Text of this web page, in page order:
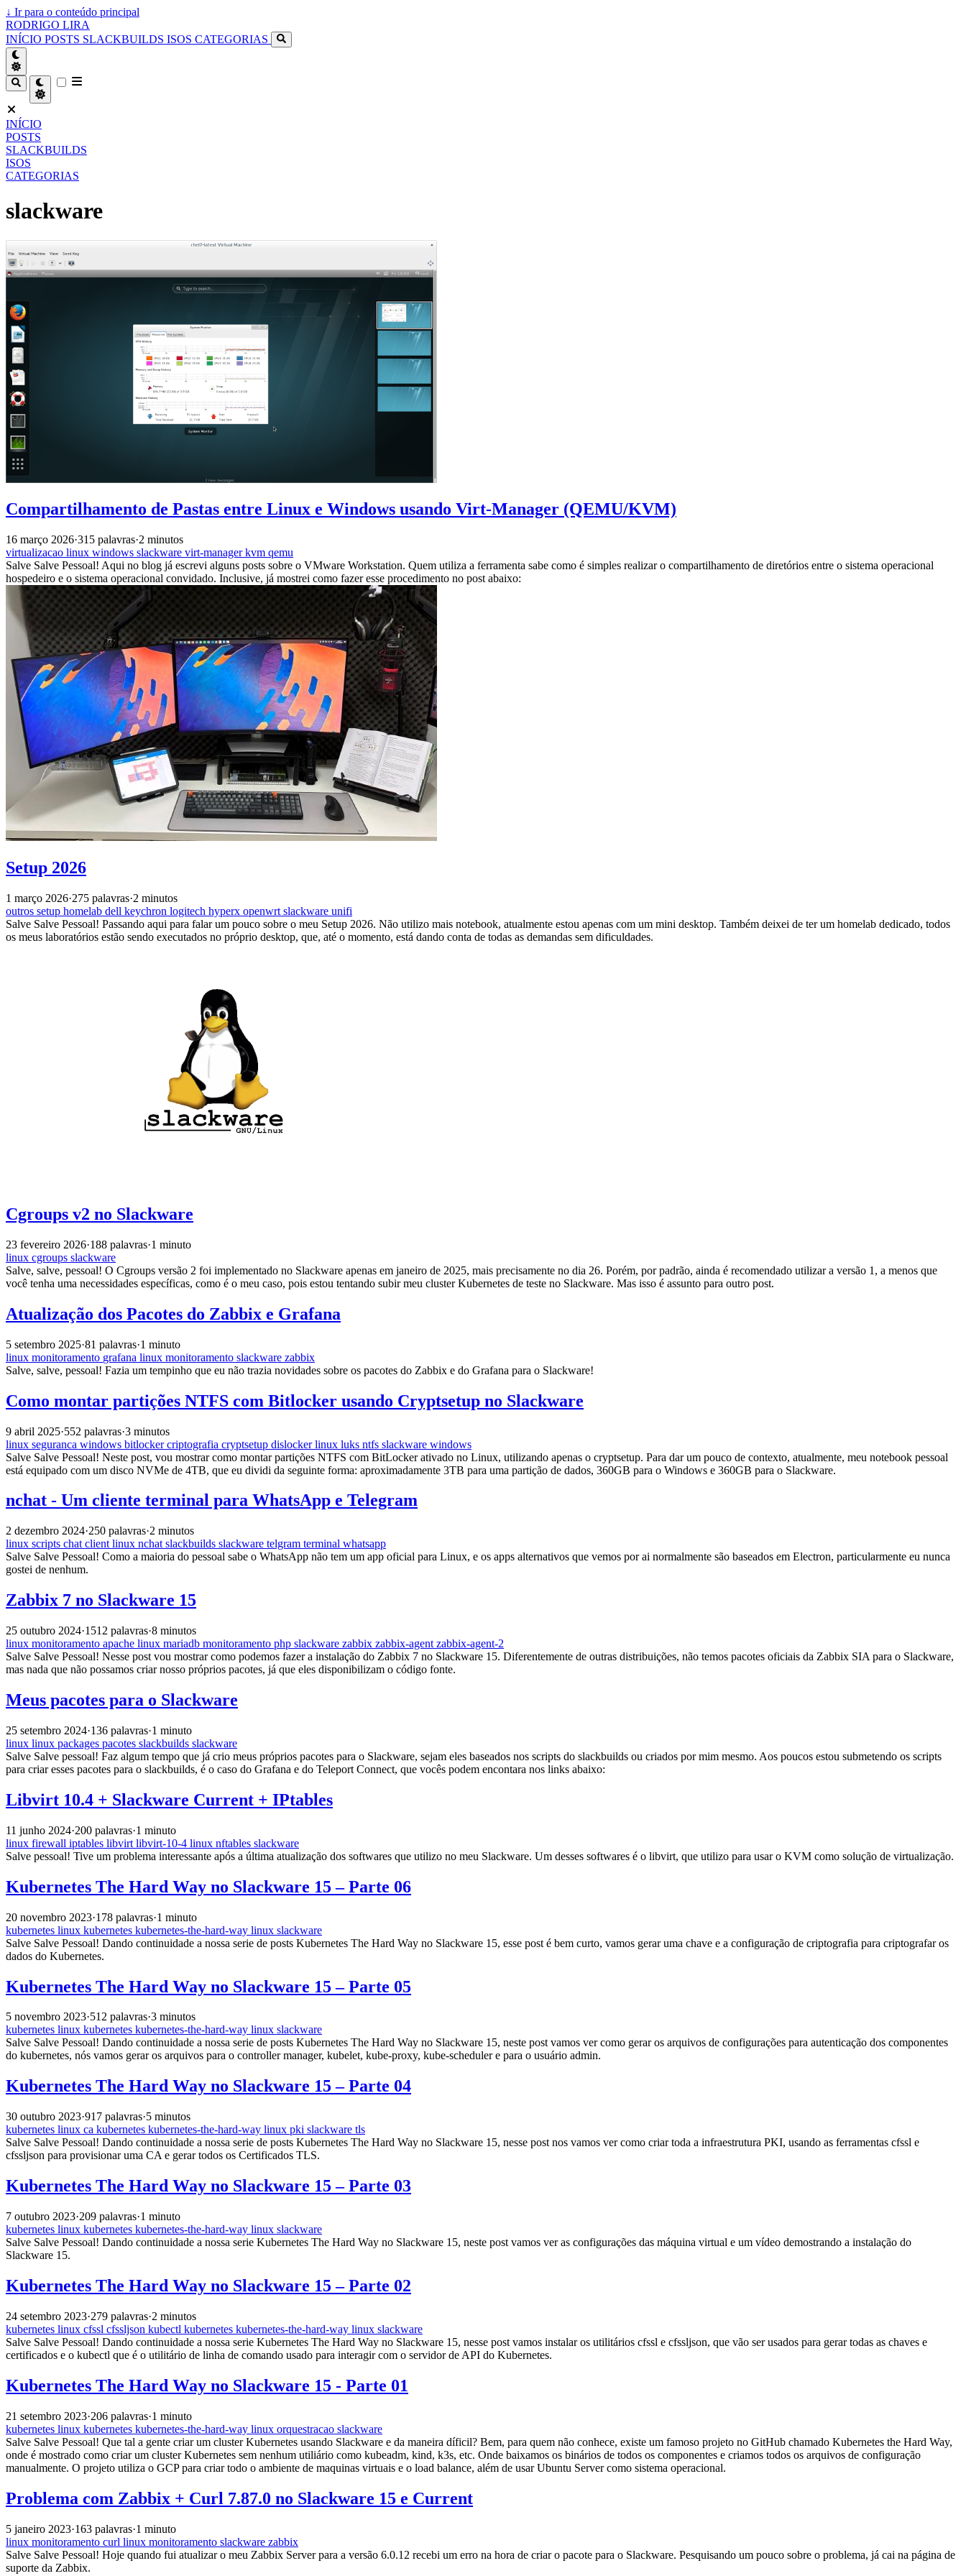
↓ Ir para o conteúdo principal
RODRIGO LIRA
INÍCIO POSTS SLACKBUILDS ISOS CATEGORIAS
INÍCIO
POSTS
SLACKBUILDS
ISOS
CATEGORIAS
slackware
Compartilhamento de Pastas entre Linux e Windows usando Virt-Manager (QEMU/KVM)
16 março 2026·315 palavras·2 minutos
virtualizacao linux windows slackware virt-managerkvm qemu
Salve Salve Pessoal! Aqui no blog já escrevi alguns posts sobre o VMware Workstation. Quem utiliza a ferramenta sabe como é simples realizar o compartilhamento de diretórios entre o sistema operacional
hospedeiro e o sistema operacional convidado. Inclusive, já mostrei como fazer esse procedimento no post abaixo:
Setup 2026
1 março 2026·275 palavras·2 minutos
outros setup homelab dell keychron logitech hyperx openwrt slackware unifi
Salve Salve Pessoal! Passando aqui para falar um pouco sobre o meu Setup 2026. Não utilizo mais notebook, atualmente estou apenas com um mini desktop. Também deixei de ter um homelab dedicado, todos
os meus laboratórios estão sendo executados no próprio desktop, que, até o momento, está dando conta de todas as demandas sem dificuldades.
Cgroups v2 no Slackware
23 fevereiro 2026·188 palavras·1 minuto
linux cgroups slackware
Salve, salve, pessoal! O Cgroups versão 2 foi implementado no Slackware apenas em janeiro de 2025, mais precisamente no dia 26. Porém, por padrão, ainda é recomendado utilizar a versão 1, a menos que
você tenha uma necessidades específicas, como é o meu caso, pois estou tentando subir meu cluster Kubernetes de teste no Slackware. Mas isso é assunto para outro post.
Atualização dos Pacotes do Zabbix e Grafana
5 setembro 2025·81 palavras·1 minuto
linux monitoramento grafana linux monitoramento slackware zabbix
Salve, salve, pessoal! Fazia um tempinho que eu não trazia novidades sobre os pacotes do Zabbix e do Grafana para o Slackware!
Como montar partições NTFS com Bitlocker usando Cryptsetup no Slackware
9 abril 2025·552 palavras·3 minutos
linux seguranca windows bitlockercriptografia cryptsetup dislockerlinux luks ntfs slackware windows
Salve Salve Pessoal! Neste post, vou mostrar como montar partições NTFS com BitLocker ativado no Linux, utilizando apenas o cryptsetup. Para dar um pouco de contexto, atualmente, meu notebook pessoal
está equipado com um disco NVMe de 4TB, que eu dividi da seguinte forma: aproximadamente 3TB para uma partição de dados, 360GB para o Windows e 360GB para o Slackware.
nchat - Um cliente terminal para WhatsApp e Telegram
2 dezembro 2024·250 palavras·2 minutos
linux scripts chat client linux nchat slackbuilds slackware telgram terminal whatsapp
Salve Salve Pessoal! Como a maioria do pessoal sabe o WhatsApp não tem um app oficial para Linux, e os apps alternativos que vemos por ai normalmente são baseados em Electron, particularmente eu nunca
gostei de nenhum.
Zabbix 7 no Slackware 15
25 outubro 2024·1512 palavras·8 minutos
linux monitoramento apache linux mariadb monitoramento php slackware zabbix zabbix-agent zabbix-agent-2
Salve Salve Pessoal! Nesse post vou mostrar como podemos fazer a instalação do Zabbix 7 no Slackware 15. Diferentemente de outras distribuições, não temos pacotes oficiais da Zabbix SIA para o Slackware,
mas nada que não possamos criar nosso próprios pacotes, já que eles disponibilizam o código fonte.
Meus pacotes para o Slackware
25 setembro 2024·136 palavras·1 minuto
linux linux packages pacotes slackbuilds slackware
Salve Salve pessoal! Faz algum tempo que já crio meus próprios pacotes para o Slackware, sejam eles baseados nos scripts do slackbuilds ou criados por mim mesmo. Aos poucos estou submetendo os scripts
para criar esses pacotes para o slackbuilds, é o caso do Grafana e do Teleport Connect, que vocês podem encontara nos links abaixo:
Libvirt 10.4 + Slackware Current + IPtables
11 junho 2024·200 palavras·1 minuto
linux firewall iptables libvirt libvirt-10-4 linux nftables slackware
Salve pessoal! Tive um problema interessante após a última atualização dos softwares que utilizo no meu Slackware. Um desses softwares é o libvirt, que utilizo para usar o KVM como solução de virtualização.
Kubernetes The Hard Way no Slackware 15 – Parte 06
20 novembro 2023·178 palavras·1 minuto
kubernetes linux kubernetes kubernetes-the-hard-way linux slackware
Salve Salve Pessoal! Dando continuidade a nossa serie de posts Kubernetes The Hard Way no Slackware 15, esse post é bem curto, vamos gerar uma chave e a configuração de criptografia para criptografar os
dados do Kubernetes.
Kubernetes The Hard Way no Slackware 15 – Parte 05
5 novembro 2023·512 palavras·3 minutos
kubernetes linux kubernetes kubernetes-the-hard-way linux slackware
Salve Salve Pessoal! Dando continuidade a nossa serie de posts Kubernetes The Hard Way no Slackware 15, neste post vamos ver como gerar os arquivos de configurações para autenticação dos componentes
do kubernetes, nós vamos gerar os arquivos para o controller manager, kubelet, kube-proxy, kube-scheduler e para o usuário admin.
Kubernetes The Hard Way no Slackware 15 – Parte 04
30 outubro 2023·917 palavras·5 minutos
kubernetes linux ca kubernetes kubernetes-the-hard-way linux pki slackware tls
Salve Salve Pessoal! Dando continuidade a nossa serie de posts Kubernetes The Hard Way no Slackware 15, nesse post nos vamos ver como criar toda a infraestrutura PKI, usando as ferramentas cfssl e
cfssljson para provisionar uma CA e gerar todos os Certificados TLS.
Kubernetes The Hard Way no Slackware 15 – Parte 03
7 outubro 2023·209 palavras·1 minuto
kubernetes linux kubernetes kubernetes-the-hard-way linux slackware
Salve Salve Pessoal! Dando continuidade a nossa serie Kubernetes The Hard Way no Slackware 15, neste post vamos ver as configurações das máquina virtual e um vídeo demostrando a instalação do
Slackware 15.
Kubernetes The Hard Way no Slackware 15 – Parte 02
24 setembro 2023·279 palavras·2 minutos
kubernetes linux cfssl cfssljson kubectl kubernetes kubernetes-the-hard-way linux slackware
Salve Salve Pessoal! Dando continuidade a nossa serie Kubernetes The Hard Way no Slackware 15, nesse post vamos instalar os utilitários cfssl e cfssljson, que vão ser usados para gerar todas as chaves e
certificados e o kubectl que é o utilitário de linha de comando usado para interagir com o servidor de API do Kubernetes.
Kubernetes The Hard Way no Slackware 15 - Parte 01
21 setembro 2023·206 palavras·1 minuto
kubernetes linux kubernetes kubernetes-the-hard-way linux orquestracao slackware
Salve Salve Pessoal! Que tal a gente criar um cluster Kubernetes usando Slackware e da maneira díficil? Bem, para quem não conhece, existe um famoso projeto no GitHub chamado Kubernetes the Hard Way,
onde é mostrado como criar um cluster Kubernetes sem nenhum utiliário como kubeadm, kind, k3s, etc. Onde baixamos os binários de todos os componentes e criamos todos os arquivos de configuração
manualmente. O projeto utiliza o GCP para criar todo o ambiente de maquinas virtuais e o load balance, além de usar Ubuntu Server como sistema operacional.
Problema com Zabbix + Curl 7.87.0 no Slackware 15 e Current
5 janeiro 2023·163 palavras·1 minuto
linux monitoramento curl linux monitoramento slackware zabbix
Salve Salve Pessoal! Hoje quando fui atualizar o meu Zabbix Server para a versão 6.0.12 recebi um erro na hora de criar o pacote para o Slackware. Pesquisando um pouco sobre o problema, já cai na página de
suporte da Zabbix.